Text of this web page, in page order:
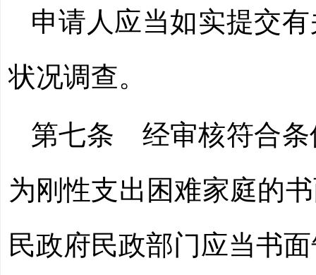
申请人应当如实提交
状况调查。
第七条 经审核符合条
为刚性支出困难家庭的
民政府民政部门应当书